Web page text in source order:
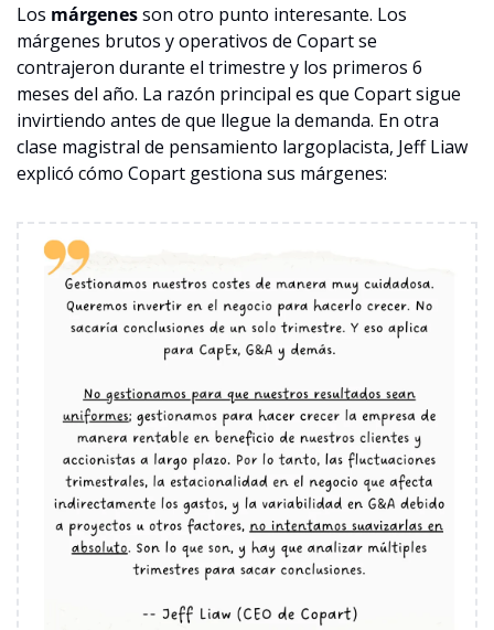
Los márgenes son otro punto interesante. Los
márgenes brutos y operativos de Copart se
contrajeron durante el trimestre y los primeros 6
meses del año. La razón principal es que Copart sigue
invirtiendo antes de que llegue la demanda. En otra
clase magistral de pensamiento largoplacista, Jeff Liaw
explicó cómo Copart gestiona sus márgenes: